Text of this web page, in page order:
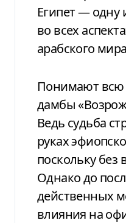
Египет —
во всех
арабского
Понимают всю
дамбы
Ведь судьба
руках
поскольку
Однако до
действенных
влияния на